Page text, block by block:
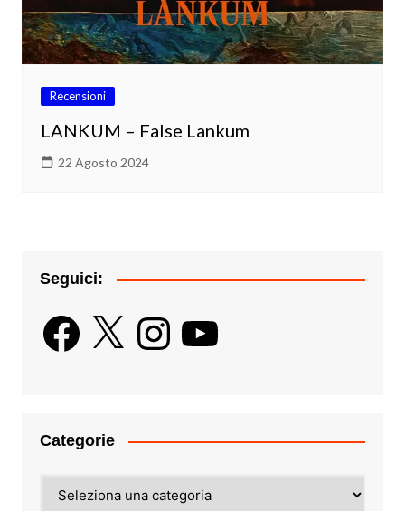
Recensioni
LANKUM – False Lankum
22 Agosto 2024
Seguici:
Facebook
X InstagramYouTube
Categorie